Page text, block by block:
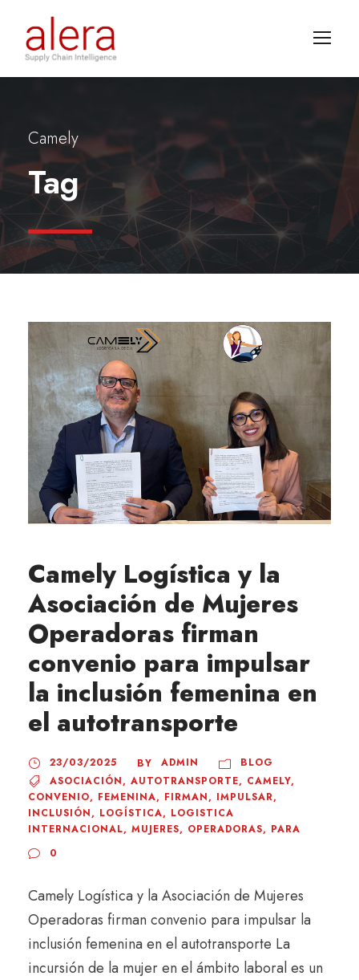
Camely
Tag
Camely Logística y la
Asociación de Mujeres
Operadoras firman
convenio para impulsar
la inclusión femenina en
el autotransporte
23/03/2025 BY ADMIN
BLOG
ASOCIACIÓN, AUTOTRANSPORTE, CAMELY,
CONVENIO, FEMENINA, FIRMAN, IMPULSAR,
INCLUSIÓN, LOGÍSTICA, LOGISTICA
INTERNACIONAL, MUJERES, OPERADORAS, PARA
0
Camely Logística y la Asociación de Mujeres
Operadoras firman convenio para impulsar la
inclusión femenina en el autotransporte La
incursión de la mujer en el ámbito laboral es un